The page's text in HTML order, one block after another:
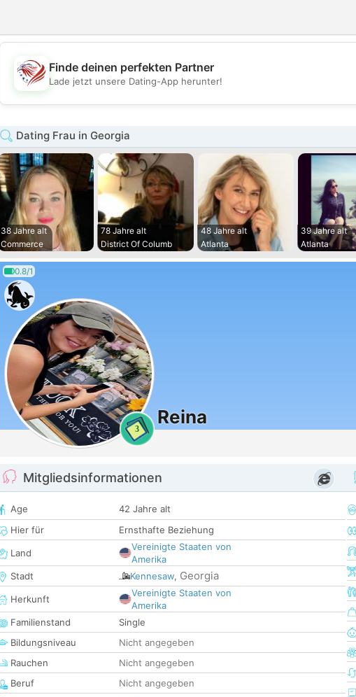
💖
💕
Finde deinen perfekten Partner
Lade jetzt unsere Dating-App herunter!
Dating Frau in Georgia
38 Jahre alt
Commerce
78 Jahre alt
District Of Columb
48 Jahre alt
Atlanta
39 Jahre alt
Atlanta
0.8/1
3
Reina
Mitgliedsinformationen
Age
42 Jahre alt
Hier für
Ernsthafte Beziehung
Land
Vereinigte Staaten von
Amerika
Stadt
Kennesaw, Georgia
Herkunft
Vereinigte Staaten von
Amerika
Familienstand
Single
Bildungsniveau
Nicht angegeben
Rauchen
Nicht angegeben
Beruf
Nicht angegeben